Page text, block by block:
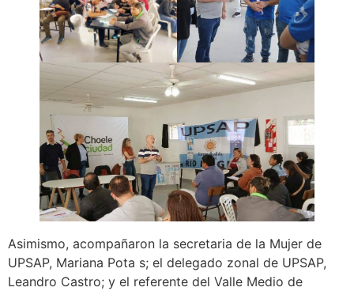
Asimismo, acompañaron la secretaria de la Mujer de
UPSAP, Mariana Pota s; el delegado zonal de UPSAP,
Leandro Castro; y el referente del Valle Medio de